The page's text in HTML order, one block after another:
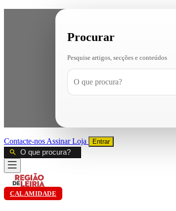
Procurar
Pesquise artigos, secções e conteúdos
Contacte-nos AssinarLoja Entrar
CALAMIDADE